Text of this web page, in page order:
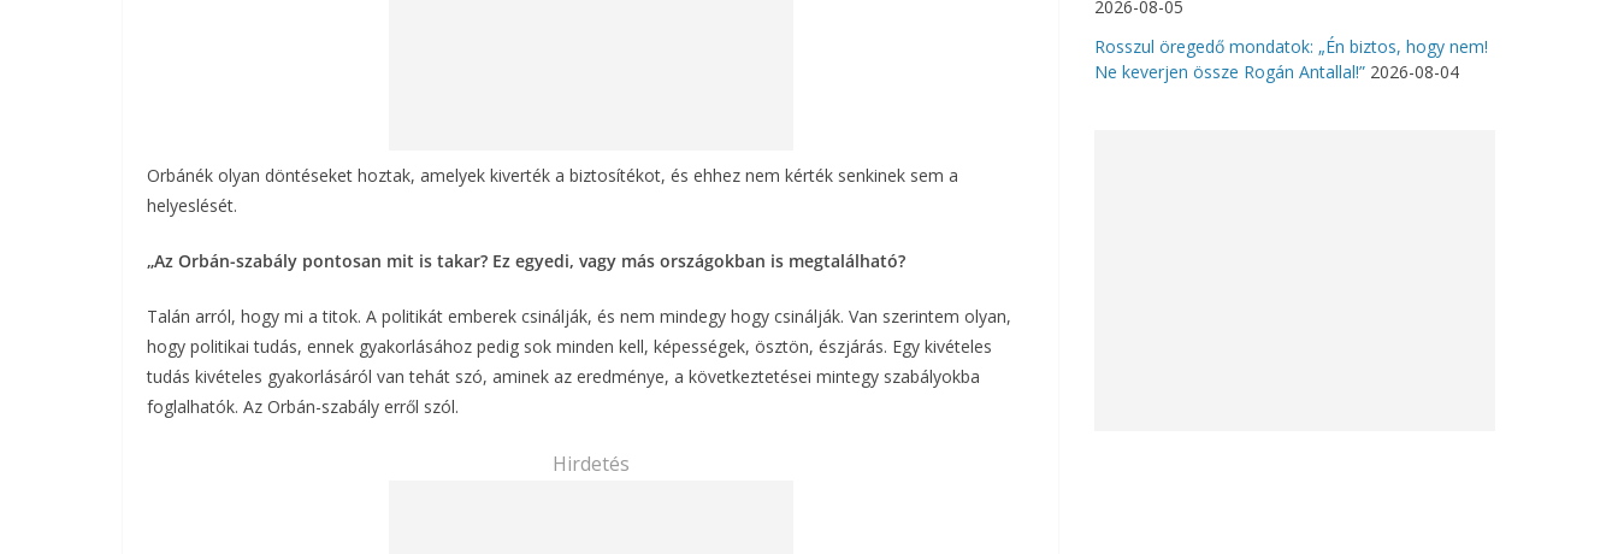
Orbánék olyan döntéseket hoztak, amelyek kiverték a biztosítékot, és ehhez nem kérték senkinek sem a
helyeslését.
„Az Orbán-szabály pontosan mit is takar? Ez egyedi, vagy más országokban is megtalálható?
Talán arról, hogy mi a titok. A politikát emberek csinálják, és nem mindegy hogy csinálják. Van szerintem olyan,
hogy politikai tudás, ennek gyakorlásához pedig sok minden kell, képességek, ösztön, észjárás. Egy kivételes
tudás kivételes gyakorlásáról van tehát szó, aminek az eredménye, a következtetései mintegy szabályokba
foglalhatók. Az Orbán-szabály erről szól.
Hirdetés
2026-08-05
Rosszul öregedő mondatok: „Én biztos, hogy nem!
Ne keverjen össze Rogán Antallal!” 2026-08-04